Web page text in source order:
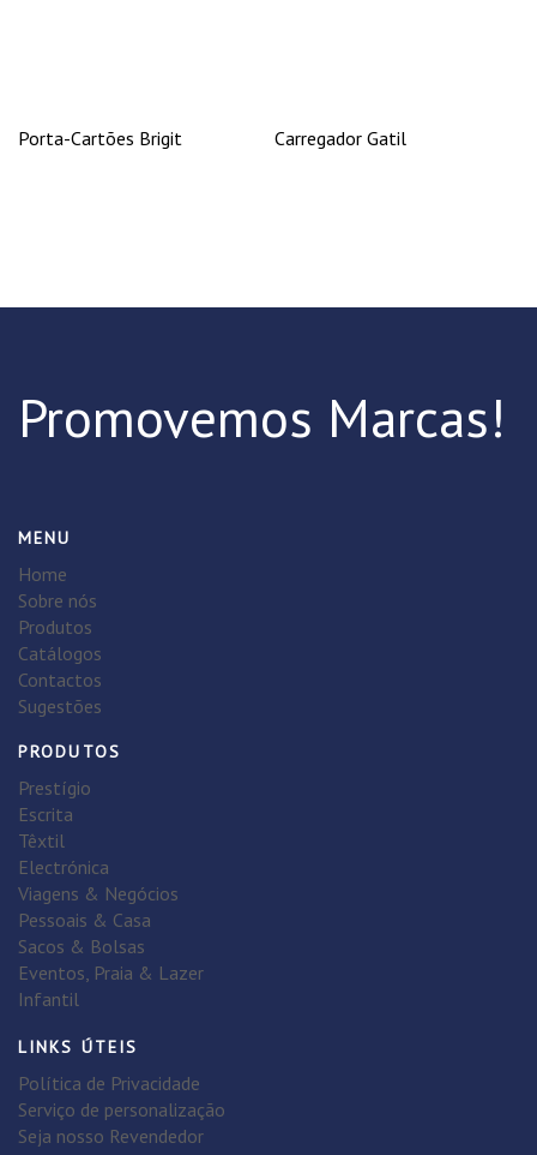
Porta-Cartões Brigit Carregador Gatil
Promovemos Marcas!
MENU
Home
Sobre nós
Produtos
Catálogos
Contactos
Sugestões
PRODUTOS
Prestígio
Escrita
Têxtil
Electrónica
Viagens & Negócios
Pessoais & Casa
Sacos & Bolsas
Eventos, Praia & Lazer
Infantil
LINKS ÚTEIS
Política de Privacidade
Serviço de personalização
Seja nosso Revendedor